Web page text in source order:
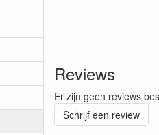
Reviews
Er zijn geen reviews
Schrijf een review